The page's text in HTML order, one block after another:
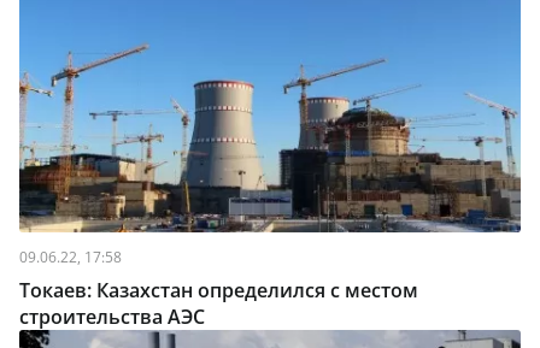
09.06.22, 17:58
Токаев: Казахстан определился с местом
строительства АЭС